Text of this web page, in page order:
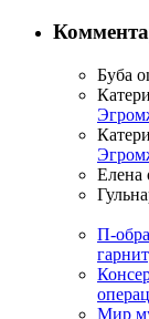
Буба
Елена
П-
Мир